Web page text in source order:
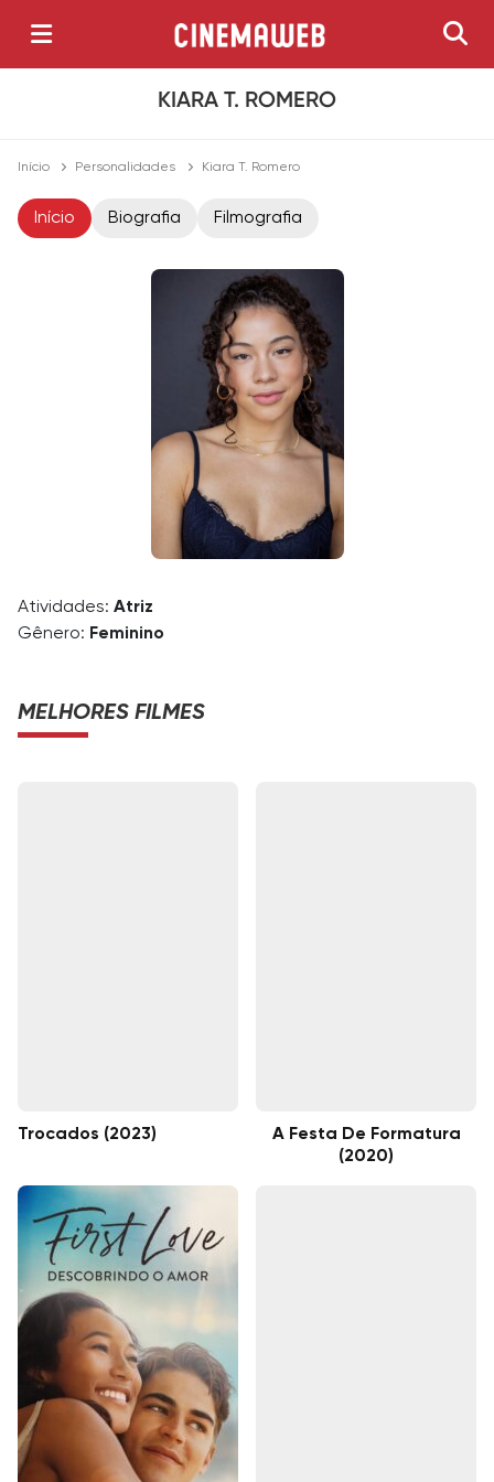
KIARA T. ROMERO
Início Personalidades Kiara T. Romero
Início Biografia Filmografia
Atividades: Atriz
Gênero: Feminino
MELHORES FILMES
Trocados (2023)
A Festa De Formatura
(2020)